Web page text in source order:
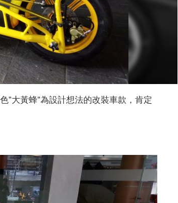
”大黃蜂”為設計想法的改裝車款，肯定